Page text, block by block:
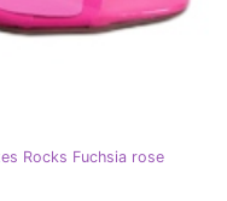
Rocks Fuchsia rose